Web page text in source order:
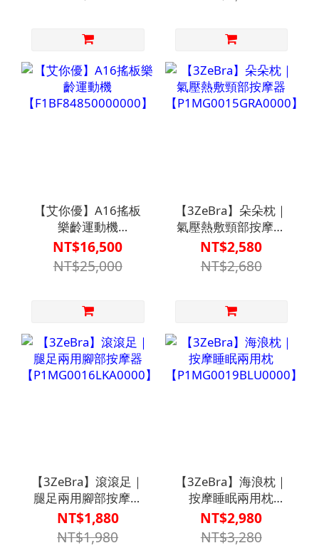
【艾你優】A16搖板
樂齡運動機
【F1BF84850000000】
NT$16,500
NT$25,000
【3ZeBra】朵朵枕｜
氣壓熱敷頸部按摩器
【P1MG0015GRA0000】
NT$2,580
NT$2,680
【3ZeBra】滾滾足｜
腿足兩用腳部按摩器
【P1MG0016LKA0000】
NT$1,880
NT$1,980
【3ZeBra】海浪枕｜
按摩睡眠兩用枕
【P1MG0019BLU0000】
NT$2,980
NT$3,280